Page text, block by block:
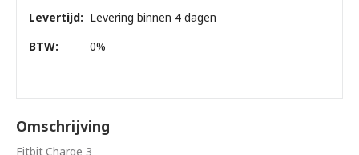
Levertijd: Levering binnen 4 dagen
BTW:
0%
Omschrijving
Fitbit Charge 3